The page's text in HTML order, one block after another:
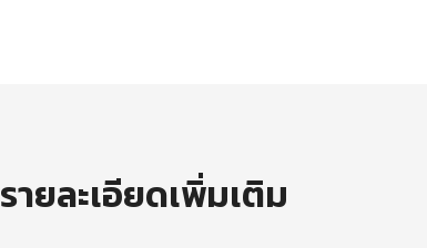
รายละเอียดเพิ่มเติม